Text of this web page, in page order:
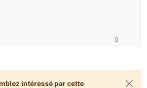
0
intéressé par cette